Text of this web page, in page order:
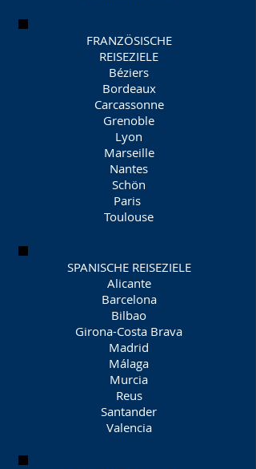
FRANZÖSISCHE
REISEZIELE
Béziers
Bordeaux
Carcassonne
Grenoble
Lyon
Marseille
Nantes
Schön
Paris
Toulouse
SPANISCHE REISEZIELE
Alicante
Barcelona
Bilbao
Girona-Costa Brava
Madrid
Málaga
Murcia
Reus
Santander
Valencia